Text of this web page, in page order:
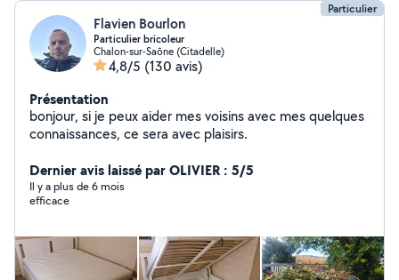
Particulier
Flavien Bourlon
Particulier bricoleur
Chalon-sur-Saône (Citadelle)
4,8/5 (130 avis)
Présentation
bonjour, si je peux aider mes voisins avec mes quelques
connaissances, ce sera avec plaisirs.
Dernier avis laissé par OLIVIER : 5/5
Il y a plus de 6 mois
efficace